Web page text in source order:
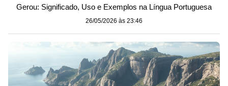
Gerou: Significado, Uso e Exemplos na Língua Portuguesa
26/05/2026 às 23:46